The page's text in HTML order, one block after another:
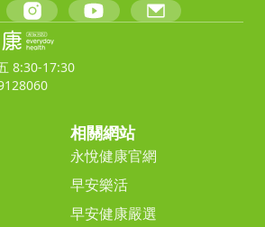
8:30-17:30
相關網站
永悅健康官網
早安樂活
早安健康嚴選